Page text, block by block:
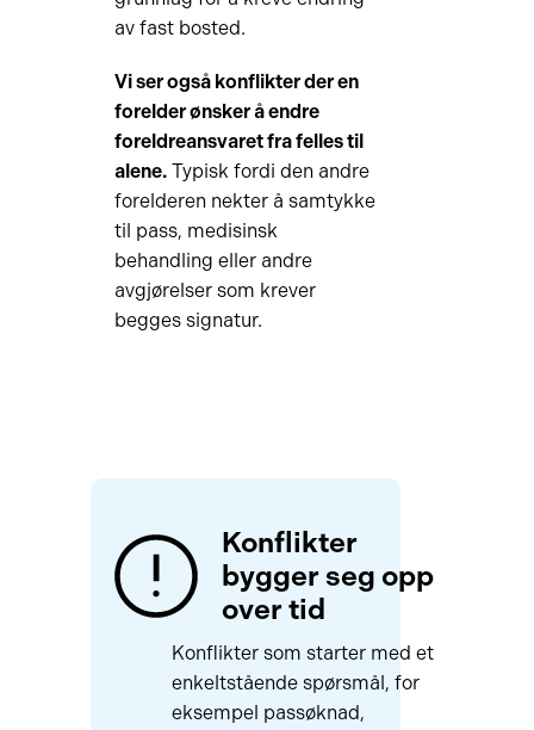
av fast bosted.
Vi ser også konflikter der en
forelder ønsker å endre
foreldreansvaret fra felles til
alene.Typisk fordi den andre
forelderen nekter å samtykke
til pass, medisinsk
behandling eller andre
avgjørelser som krever
begges signatur.
Konflikter
bygger seg opp
over tid
Konflikter som starter med et
enkeltstående spørsmål, for
eksempel passøknad,